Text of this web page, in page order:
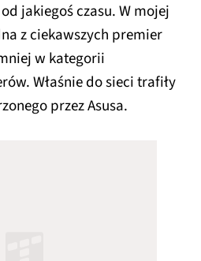
jakiegoś czasu. W mojej
z ciekawszych premier
w kategorii
Właśnie do sieci trafiły
przez Asusa.